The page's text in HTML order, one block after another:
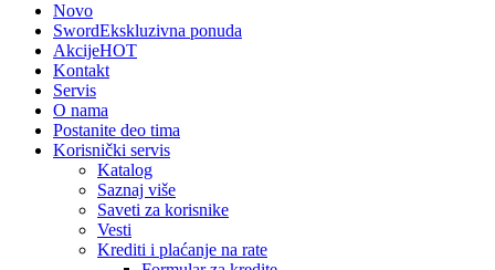
Novo
SwordEkskluzivna ponuda
AkcijeHOT
Kontakt
Servis
O nama
Postanite deo tima
Korisnički servis
Katalog
Saznaj više
Saveti za korisnike
Vesti
Krediti i plaćanje na rate